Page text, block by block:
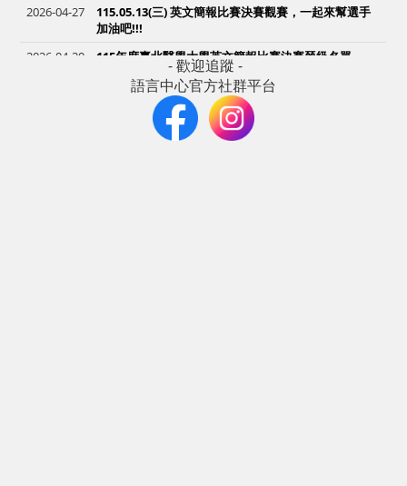
2026-04-27
115.05.13(三) 英文簡報比賽決賽觀賽，一起來幫選手
加油吧!!!
2026-04-20
115年度臺北醫學大學英文簡報比賽決賽晉級名單
- 歡迎追蹤 -
語言中心官方社群平台